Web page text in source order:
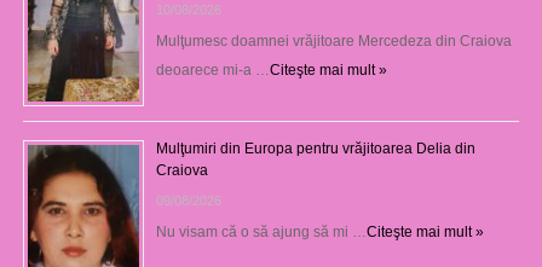
10/08/2026
Mulţumesc doamnei vrăjitoare Mercedeza din Craiova
deoarece mi-a … Citeşte mai mult »
Mulţumiri din Europa pentru vrăjitoarea Delia din
Craiova
09/08/2026
Nu visam că o să ajung să mi … Citeşte mai mult »